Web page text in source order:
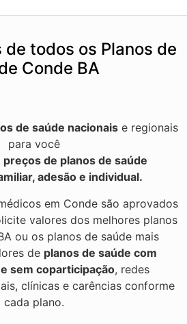
todos os Planos de
Conde BA
de saúde nacionaise regionais
para você
de planos de saúde
adesão e individual.
em Conde são aprovados
valores dos melhores planos
ou os planos de saúde mais
de planos de saúde com
sem coparticipação, redes
clínicas e carências conforme
cada plano.